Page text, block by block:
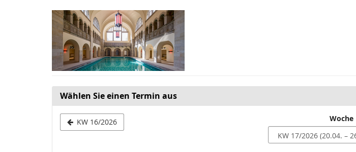
Wählen Sie einen Termin aus
KW 16/2026 Woche